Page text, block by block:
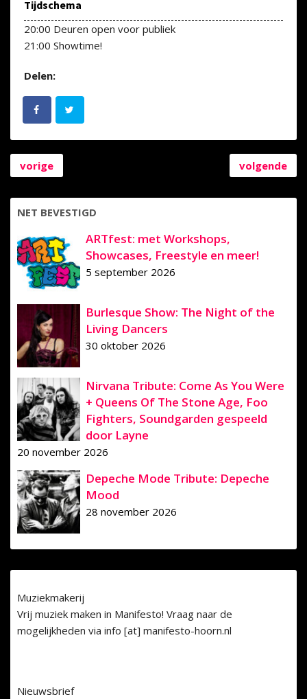
Tijdschema
20:00 Deuren open voor publiek
21:00 Showtime!
Delen:
vorige volgende
NET BEVESTIGD
ARTfest: met Workshops,
Showcases, Freestyle en meer!
5 september 2026
Burlesque Show: The Night of the
Living Dancers
30 oktober 2026
Nirvana Tribute: Come As You Were
+ Queens Of The Stone Age, Foo
Fighters, Soundgarden gespeeld
door Layne
20 november 2026
Depeche Mode Tribute: Depeche
Mood
28 november 2026
Muziekmakerij
Vrij muziek maken in Manifesto! Vraag naar de
mogelijkheden via info [at] manifesto-hoorn.nl
Nieuwsbrief